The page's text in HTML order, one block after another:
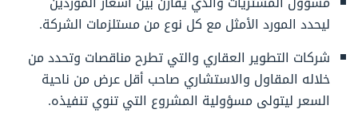
ليحدد المورد الأمثل مع كل نوع من مستلزمات الشركة.
شركات التطوير العقاري والتي تطرح مناقصات وتحدد من
خلاله المقاول والاستشاري صاحب أقل عرض من ناحية
السعر ليتولى مسؤولية المشروع التي تنوي تنفيذه.